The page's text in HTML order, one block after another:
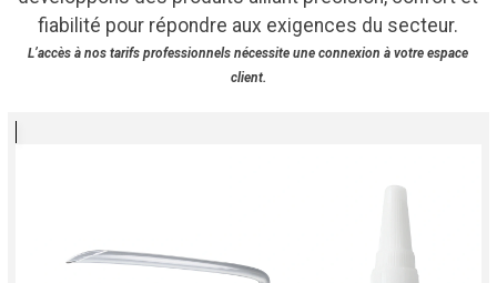
fiabilité pour répondre aux exigences du secteur.
L’accès à nos tarifs professionnels nécessite une connexion à votre espace
client.